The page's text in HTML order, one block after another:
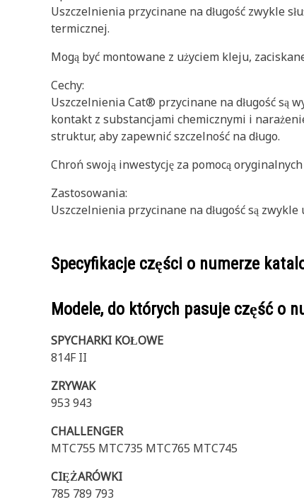
Uszczelnienia przycinane na długość zwykle
termicznej.
Mogą być montowane z użyciem kleju,
Cechy:
Uszczelnienia Cat® przycinane na długość są
kontakt z substancjami chemicznymi i
struktur, aby zapewnić szczelność na długo.
Chroń swoją inwestycję za pomocą
Zastosowania:
Uszczelnienia przycinane na długość są
Specyfikacje części o numerze
Modele, do których pasuje część o
SPYCHARKI KOŁOWE
814F II
ZRYWAK
953 943
CHALLENGER
MTC755 MTC735 MTC765 MTC745
CIĘŻARÓWKI
785 789 793